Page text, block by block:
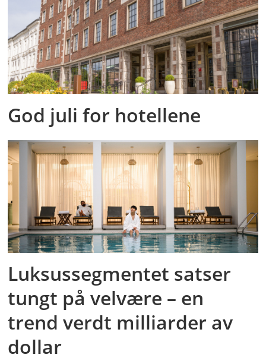
God juli for hotellene
Luksussegmentet satser
tungt på velvære – en
trend verdt milliarder av
dollar